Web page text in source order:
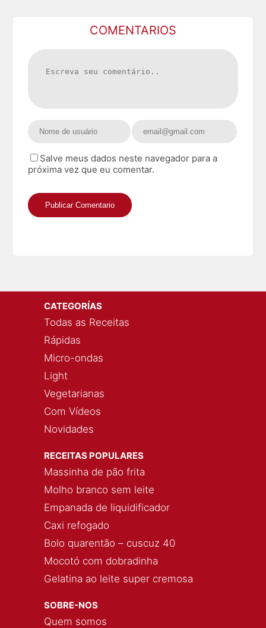
COMENTARIOS
Salve meus dados neste navegador para a
próxima vez que eu comentar.
CATEGORÍAS
Todas as Receitas
Rápidas
Micro-ondas
Light
Vegetarianas
Com Vídeos
Novidades
RECEITAS POPULARES
Massinha de pão frita
Molho branco sem leite
Empanada de liquidificador
Caxi refogado
Bolo quarentão – cuscuz 40
Mocotó com dobradinha
Gelatina ao leite super cremosa
SOBRE-NOS
Quem somos